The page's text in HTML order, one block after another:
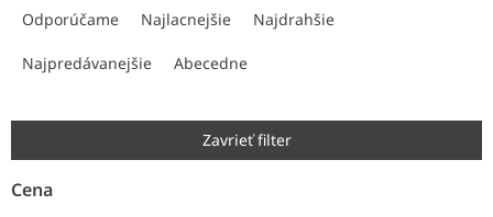
i
p
r
Odporúčame Najlacnejšie Najdrahšie
Najpredávanejšie Abecedne
Zavrieť filter
Cena